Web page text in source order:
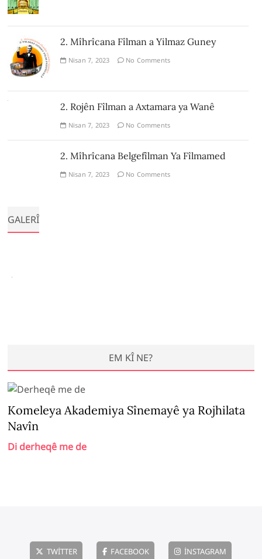
2. Mîhrîcana Fîlman a Yilmaz Guney
Nisan 7, 2023 No Comments
2. Rojên Fîlman a Axtamara ya Wanê
Nisan 7, 2023 No Comments
2. Mîhrîcana Belgefîlman Ya Fîlmamed
Nisan 7, 2023 No Comments
GALERÎ
EM KÎ NE?
Komeleya Akademiya Sînemayê ya Rojhilata
Navîn
Di derheqê me de
TWITTER FACEBOOK INSTAGRAM